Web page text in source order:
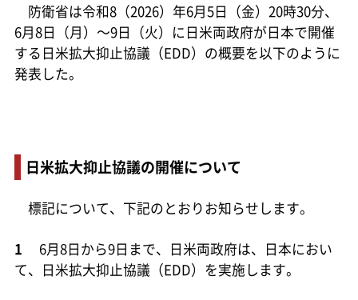
防衛省は令和8（2026）年6月5日（金）20時30分、
6月8日（月）～9日（火）に日米両政府が日本で開催
する日米拡大抑止協議（EDD）の概要を以下のように
発表した。
日米拡大抑止協議の開催について
標記について、下記のとおりお知らせします。
1
6月8日から9日まで、日米両政府は、日本におい
て、日米拡大抑止協議（EDD）を実施します。